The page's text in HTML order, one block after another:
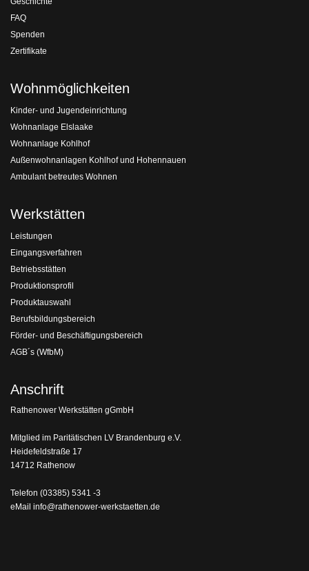
FAQ
Spenden
Zertifikate
Wohnmöglichkeiten
Kinder- und Jugendeinrichtung
Wohnanlage Elslaake
Wohnanlage Kohlhof
Außenwohnanlagen Kohlhof und Hohennauen
Ambulant betreutes Wohnen
Werkstätten
Leistungen
Eingangsverfahren
Betriebsstätten
Produktionsprofil
Produktauswahl
Berufsbildungsbereich
Förder- und Beschäftigungsbereich
AGB´s (WfbM)
Anschrift
Rathenower Werkstätten gGmbH
Mitglied im Paritätischen LV Brandenburg e.V.
Heidefeldstraße 17
14712 Rathenow
Telefon (03385) 5341 -3
eMail info@rathenower-werkstaetten.de